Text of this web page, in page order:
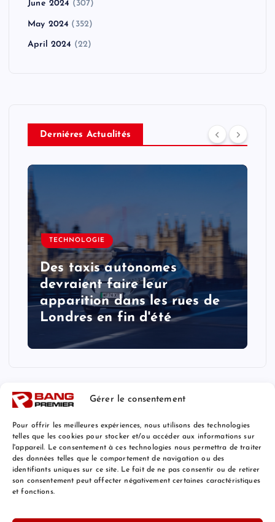
Gérer le consentement
Pour offrir les meilleures expériences, nous utilisons des technologies
telles que les cookies pour stocker et/ou accéder aux informations sur
l'appareil. Le consentement à ces technologies nous permettra de traiter
des données telles que le comportement de navigation ou des
identifiants uniques sur ce site. Le fait de ne pas consentir ou de retirer
son consentement peut affecter négativement certaines caractéristiques
et fonctions.
June 2024 (307)
May 2024 (352)
April 2024 (22)
Derniéres Actualités
TECHNOLOGIE
Des taxis autonomes
devraient faire leur
apparition dans les rues de
Londres en fin d'été
Mentions Légales